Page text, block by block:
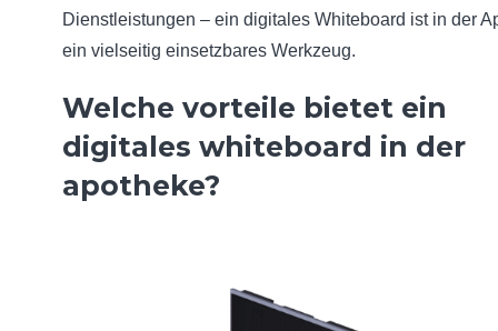
Dienstleistungen – ein digitales Whiteboard ist in der
ein vielseitig einsetzbares Werkzeug.
Welche vorteile bietet ein
digitales whiteboard in der
apotheke?